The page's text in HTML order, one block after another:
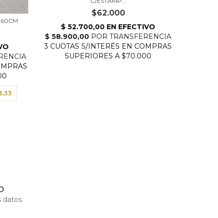
$62.000
datos